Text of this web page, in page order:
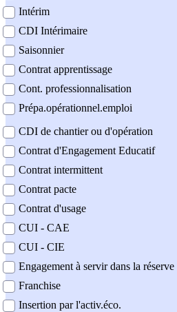
Intérim
CDI Intérimaire
Saisonnier
Contrat apprentissage
Cont. professionnalisation
Prépa.opérationnel.emploi
CDI de chantier ou d'opération
Contrat d'Engagement Educatif
Contrat intermittent
Contrat pacte
Contrat d'usage
CUI - CAE
CUI - CIE
Engagement à servir dans la réserve
Franchise
Insertion par l'activ.éco.